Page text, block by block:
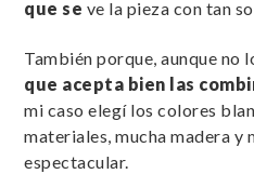
que se ve la pieza con tan
También porque, aunque no
que acepta bien las
mi caso elegí los colores
materiales, mucha madera y
espectacular.